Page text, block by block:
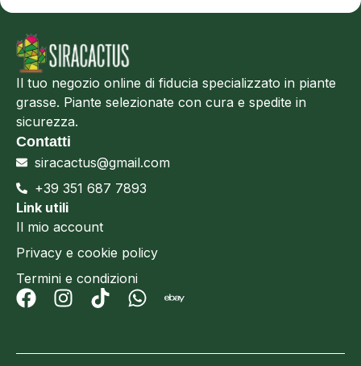
Il tuo negozio online di fiducia specializzato in piante
grasse. Piante selezionate con cura e spedite in
sicurezza.
Contatti
siracactus@gmail.com
+39 351 687 7893
Link utili
Il mio account
Privacy e cookie policy
Termini e condizioni